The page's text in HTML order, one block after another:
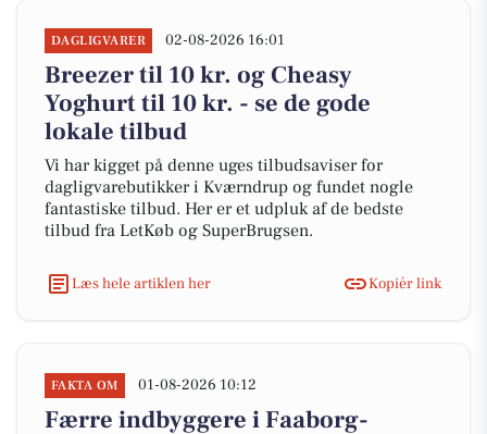
DAGLIGVARER 02-08-2026 16:01
Breezer til 10 kr. og Cheasy
Yoghurt til 10 kr. - se de gode
lokale tilbud
Vi har kigget på denne uges tilbudsaviser for
dagligvarebutikker i Kværndrup og fundet nogle
fantastiske tilbud. Her er et udpluk af de bedste
tilbud fra LetKøb og SuperBrugsen.
Læs hele artiklen her Kopiér link
FAKTA OM 01-08-2026 10:12
Færre indbyggere i Faaborg-